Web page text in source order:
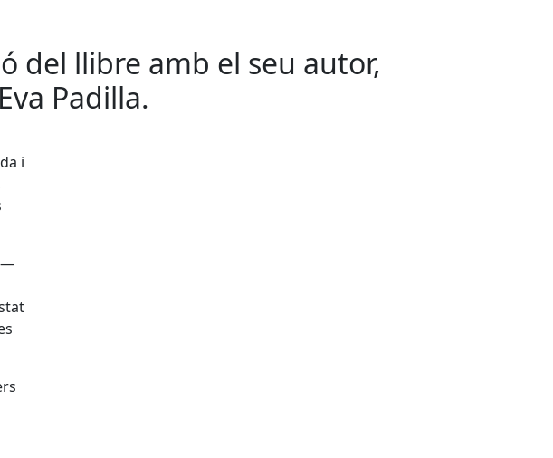
del llibre amb el seu autor,
Padilla.
i
—